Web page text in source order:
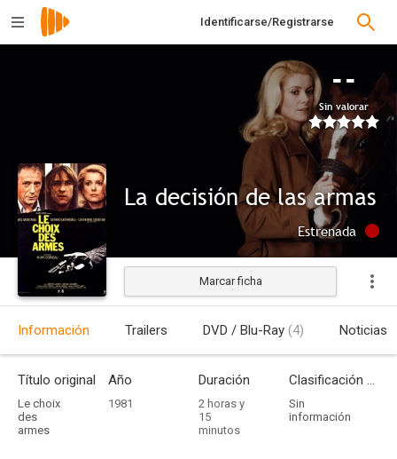
Identificarse/Registrarse
--
Sin valorar
La decisión de las armas
Estrenada
Marcar ficha
Información Trailers DVD / Blu-Ray (4) Noticias
Título original
Le choix
des
armes
Año
1981
Duración
2 horas y
15
minutos
Clasificación por edades
Sin
información